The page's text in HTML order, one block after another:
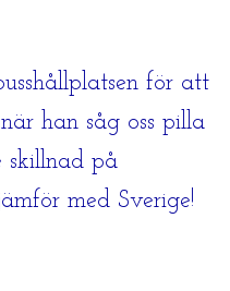
för att
han såg oss pilla
skillnad på
med Sverige!